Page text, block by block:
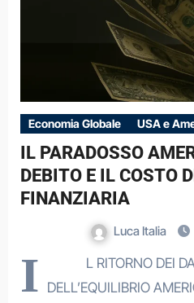
Economia Globale USA e
IL PARADOSSO
DEBITO E IL COSTO
FINANZIARIA
Luca Italia
I
L RITORNO DEI
DELL’EQUILIBRIO